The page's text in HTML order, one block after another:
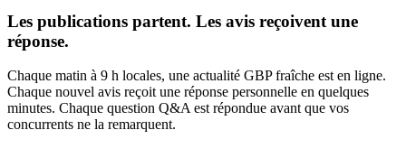
Les publications partent. Les avis reçoivent une
réponse.
Chaque matin à 9 h locales, une actualité GBP fraîche est en ligne.
Chaque nouvel avis reçoit une réponse personnelle en quelques
minutes. Chaque question Q&A est répondue avant que vos
concurrents ne la remarquent.